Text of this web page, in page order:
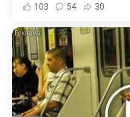
103 54 30